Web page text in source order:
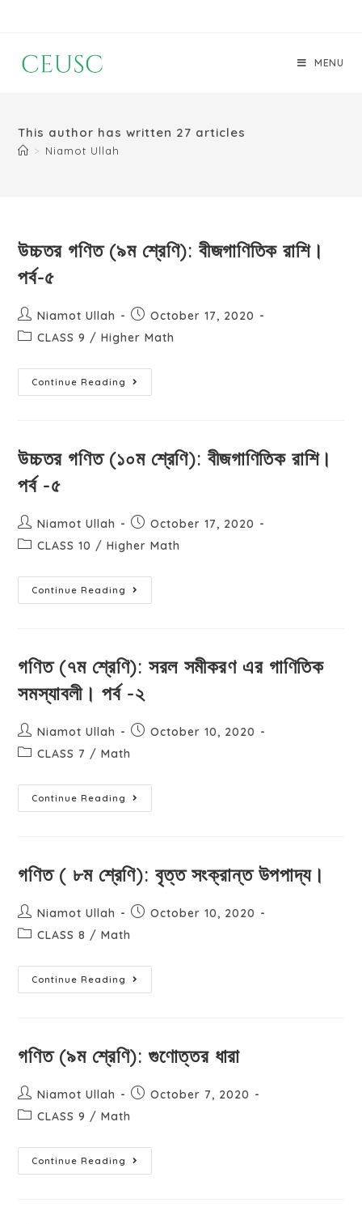
MENU
This author has written 27 articles
> Niamot Ullah
উচ্চতর গণিত (৯ম শ্রেণি): বীজগাণিতিক রাশি।
পর্ব-৫
Niamot Ullah
October 17, 2020
CLASS 9 / Higher Math
Continue Reading
উচ্চতর গণিত (১০ম শ্রেণি): বীজগাণিতিক রাশি।
পর্ব -৫
Niamot Ullah
October 17, 2020
CLASS 10 / Higher Math
Continue Reading
গণিত (৭ম শ্রেণি): সরল সমীকরণ এর গাণিতিক
সমস্যাবলী। পর্ব -২
Niamot Ullah
October 10, 2020
CLASS 7 / Math
Continue Reading
গণিত ( ৮ম শ্রেণি): বৃত্ত সংক্রান্ত উপপাদ্য।
Niamot Ullah
October 10, 2020
CLASS 8 / Math
Continue Reading
গণিত (৯ম শ্রেণি): গুণোত্তর ধারা
Niamot Ullah
October 7, 2020
CLASS 9 / Math
Continue Reading